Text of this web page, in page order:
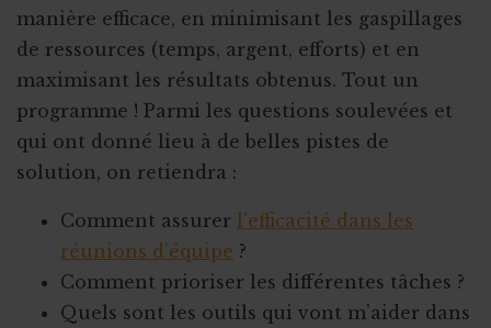
manière efficace, en minimisant les gaspillages
de ressources (temps, argent, efforts) et en
maximisant les résultats obtenus. Tout un
programme ! Parmi les questions soulevées et
qui ont donné lieu à de belles pistes de
solution, on retiendra :
Comment assurer l’efficacité dans les
réunions d’équipe ?
Comment prioriser les différentes tâches ?
Quels sont les outils qui vont m’aider dans